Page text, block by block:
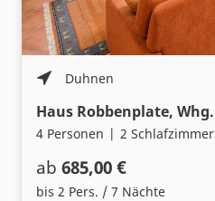
Duhnen
4 Personen 2 Schlafzimmer
ab 685,00 €
bis 2 Pers. / 7 Nächte